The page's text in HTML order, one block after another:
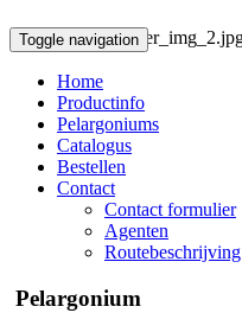
Toggle navigation
Home
Productinfo
Pelargoniums
Catalogus
Bestellen
Contact
Contact formulier
Agenten
Routebeschrijving
Pelargonium